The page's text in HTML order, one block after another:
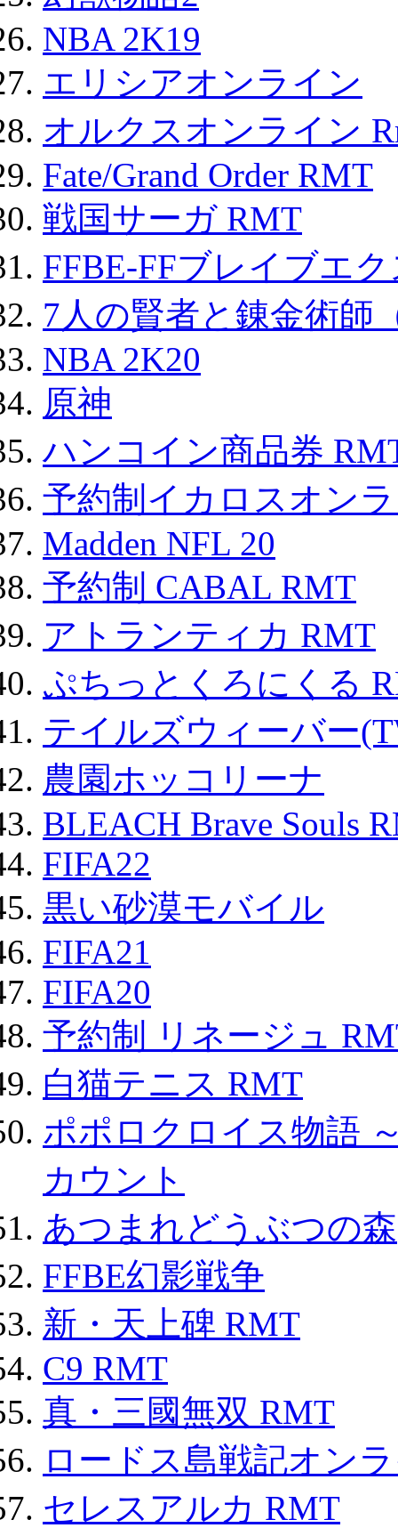
NBA 2K19
エリシアオンライン
オルクスオンライン
Fate/Grand Order RMT
戦国サーガ RMT
FFBE-FFブレイブエ
7人の賢者と錬金術師
NBA 2K20
原神
ハンコイン商品券
予約制イカロスオン
Madden NFL 20
予約制 CABAL RMT
アトランティカ RMT
ぷちっとくろにくる
テイルズウィーバー
農園ホッコリーナ
BLEACH Brave Souls
FIFA22
黒い砂漠モバイル
FIFA21
FIFA20
予約制 リネージュ
白猫テニス RMT
ポポロクロイス物語
カウント
あつまれどうぶつの森
FFBE幻影戦争
新・天上碑 RMT
C9 RMT
真・三國無双 RMT
ロードス島戦記オン
セレスアルカ RMT